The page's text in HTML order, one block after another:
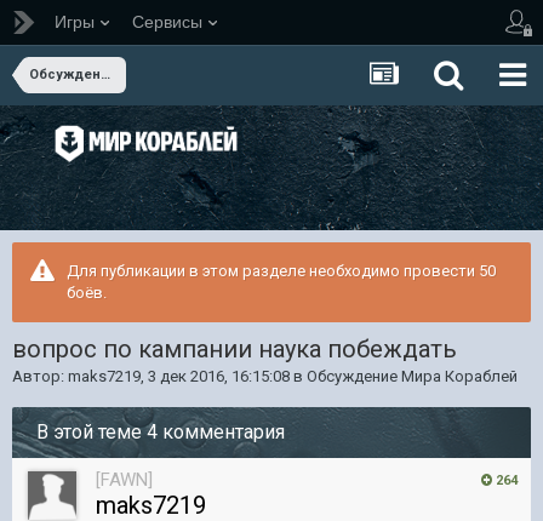
Игры Сервисы
Обсуждение Мира Кораблей
Для публикации в этом разделе необходимо провести 50
боёв.
вопрос по кампании наука побеждать
Автор: maks7219, 3 дек 2016, 16:15:08 в Обсуждение Мира Кораблей
В этой теме 4 комментария
264
[FAWN]
maks7219